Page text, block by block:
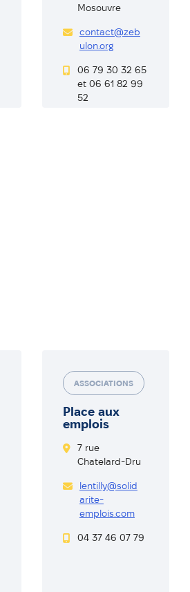
Mosouvre
contact@zeb
ulon.org
06 79 30 32 65
et 06 61 82 99
52
ASSOCIATIONS
Place aux
emplois
7 rue
Chatelard-Dru
lentilly@solid
arite-
emplois.com
04 37 46 07 79